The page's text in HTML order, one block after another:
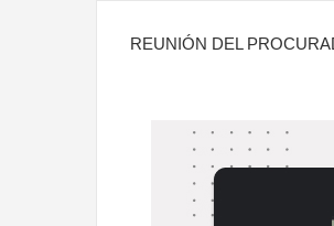
REUNIÓN DEL